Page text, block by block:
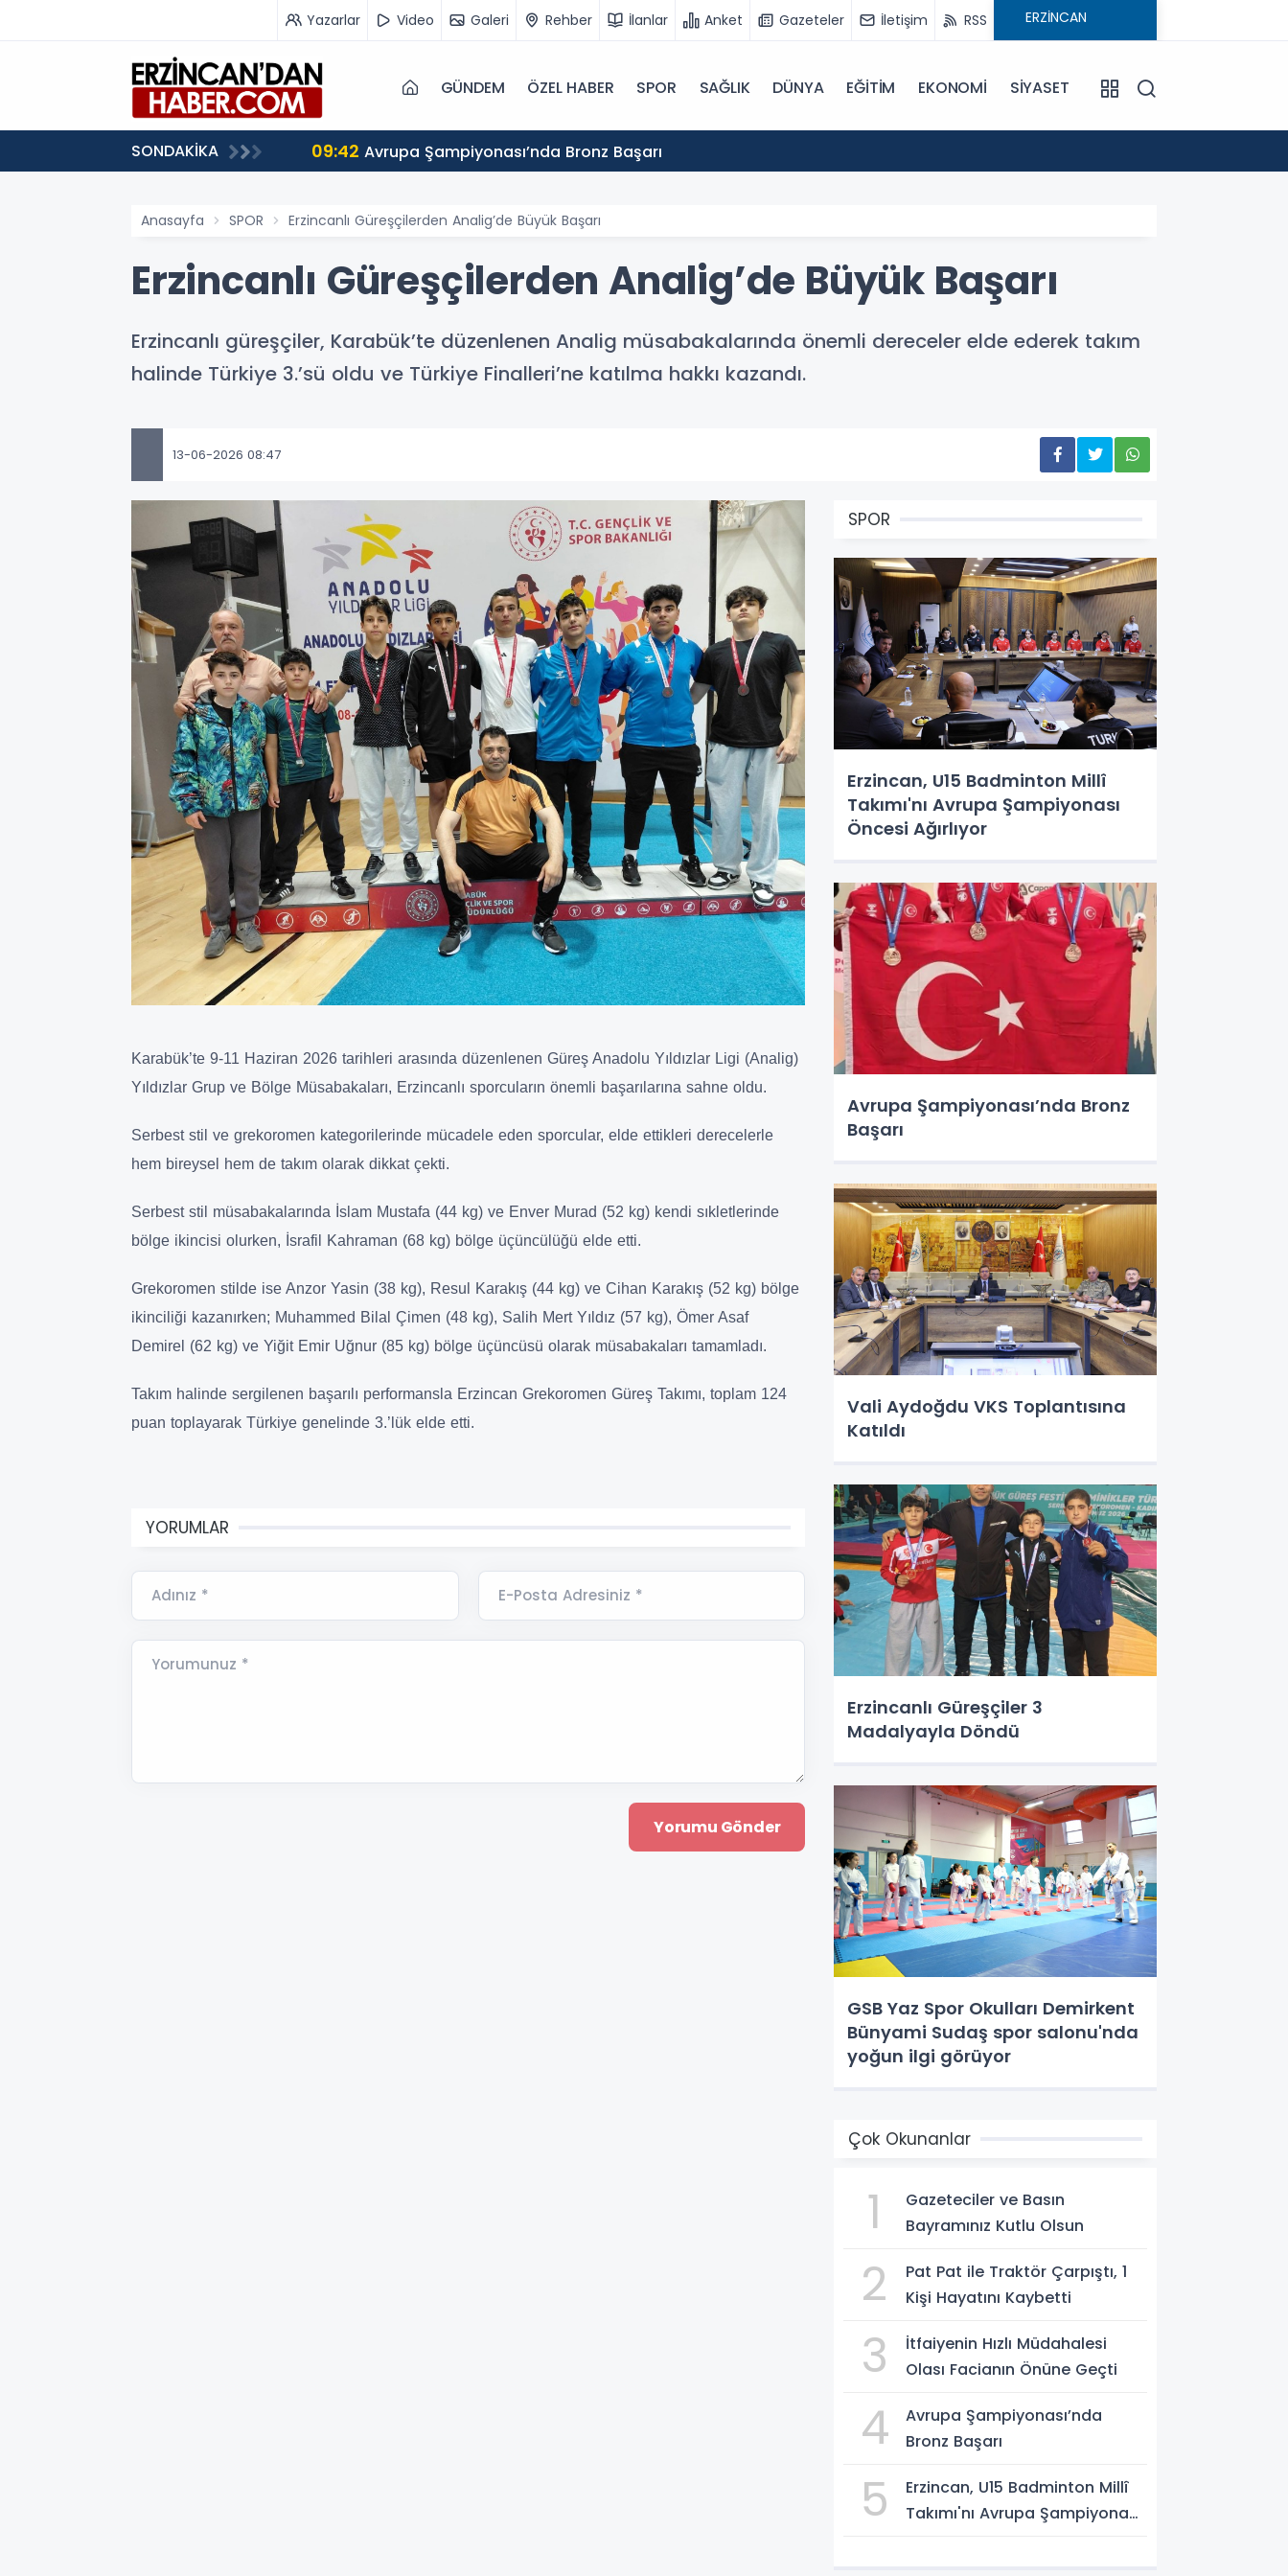
Yazarlar Video Galeri Rehber İlanlar Anket Gazeteler İletişim RSS
GÜNDEM ÖZEL HABER SPOR SAĞLIK DÜNYA EĞİTİM EKONOMİ SİYASET
SONDAKİKA 09:42 Avrupa Şampiyonası’nda Bronz Başarı
Anasayfa SPOR Erzincanlı Güreşçilerden Analig’de Büyük Başarı
Erzincanlı Güreşçilerden Analig’de Büyük Başarı
Erzincanlı güreşçiler, Karabük’te düzenlenen Analig müsabakalarında önemli dereceler elde ederek takım
halinde Türkiye 3.’sü oldu ve Türkiye Finalleri’ne katılma hakkı kazandı.
13-06-2026 08:47
Karabük’te 9-11 Haziran 2026 tarihleri arasında düzenlenen Güreş Anadolu Yıldızlar Ligi (Analig)
Yıldızlar Grup ve Bölge Müsabakaları, Erzincanlı sporcuların önemli başarılarına sahne oldu.
Serbest stil ve grekoromen kategorilerinde mücadele eden sporcular, elde ettikleri derecelerle
hem bireysel hem de takım olarak dikkat çekti.
Serbest stil müsabakalarında İslam Mustafa (44 kg) ve Enver Murad (52 kg) kendi sıkletlerinde
bölge ikincisi olurken, İsrafil Kahraman (68 kg) bölge üçüncülüğü elde etti.
Grekoromen stilde ise Anzor Yasin (38 kg), Resul Karakış (44 kg) ve Cihan Karakış (52 kg) bölge
ikinciliği kazanırken; Muhammed Bilal Çimen (48 kg), Salih Mert Yıldız (57 kg), Ömer Asaf
Demirel (62 kg) ve Yiğit Emir Uğnur (85 kg) bölge üçüncüsü olarak müsabakaları tamamladı.
Takım halinde sergilenen başarılı performansla Erzincan Grekoromen Güreş Takımı, toplam 124
puan toplayarak Türkiye genelinde 3.’lük elde etti.
YORUMLAR
Adınız * E-Posta Adresiniz *
Yorumunuz *
SPOR
Erzincan, U15 Badminton Millî
Takımı'nı Avrupa Şampiyonası
Öncesi Ağırlıyor
Avrupa Şampiyonası’nda Bronz
Başarı
Vali Aydoğdu VKS Toplantısına
Katıldı
Erzincanlı Güreşçiler 3
Madalyayla Döndü
GSB Yaz Spor Okulları Demirkent
Bünyami Sudaş spor salonu'nda
yoğun ilgi görüyor
Çok Okunanlar
1
Gazeteciler ve Basın
Bayramınız Kutlu Olsun
2
Pat Pat ile Traktör Çarpıştı, 1
Kişi Hayatını Kaybetti
3
İtfaiyenin Hızlı Müdahalesi
Olası Facianın Önüne Geçti
4
Avrupa Şampiyonası’nda
Bronz Başarı
5
Erzincan, U15 Badminton Millî
Takımı'nı Avrupa Şampiyonası